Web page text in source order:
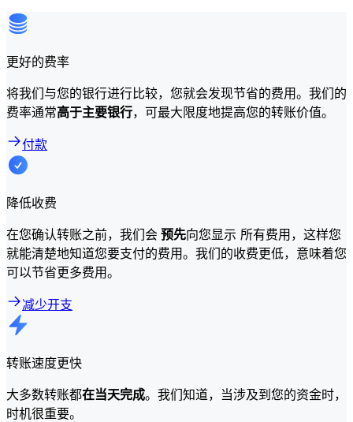
更好的费率
将我们与您的银行进行比较，您就会发现节省的费用。我们的
费率通常高于主要银行，可最大限度地提高您的转账价值。
付款
降低收费
在您确认转账之前，我们会 预先向您显示 所有费用，这样您
就能清楚地知道您要支付的费用。我们的收费更低，意味着您
可以节省更多费用。
减少开支
转账速度更快
大多数转账都在当天完成。我们知道，当涉及到您的资金时，
时机很重要。